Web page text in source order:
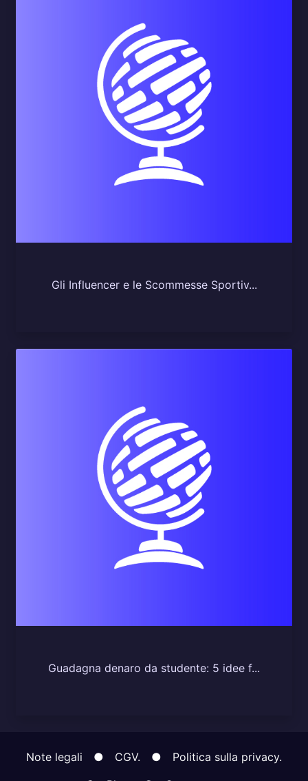
Gli Influencer e le Scommesse Sportiv...
Guadagna denaro da studente: 5 idee f...
Note legali ● CGV. ●
Politica sulla privacy.